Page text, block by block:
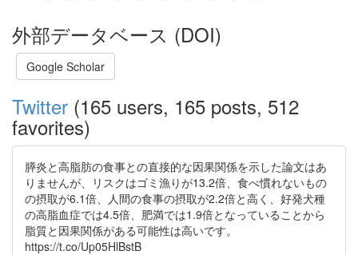
外部データベース (DOI)
Google Scholar
Twitter (165 users, 165 posts, 512
favorites)
膵炎と高脂肪の食事との直接的な因果関係を示した論文はあ
りませんが、リスクはゴミ漁りが13.2倍、食べ慣れないもの
の摂取が6.1倍、人間の食事の摂取が2.2倍と高く、好発犬種
の高脂血症では4.5倍、肥満では1.9倍となっていることから
脂質と因果関係がある可能性は高いです。
https://t.co/Up05HlBstB